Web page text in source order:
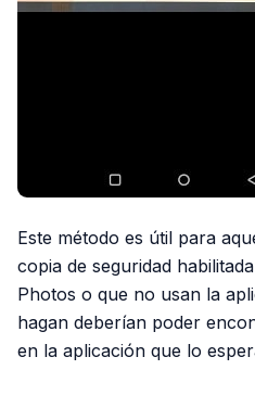
Este método es útil para
copia de seguridad
Photos o que no usan la
hagan deberían poder
en la aplicación que lo